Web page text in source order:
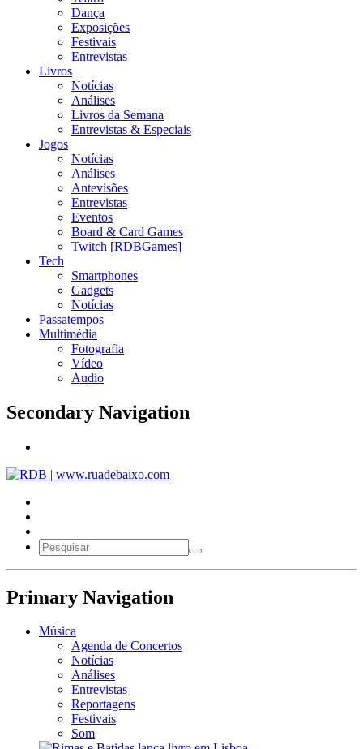
Dança
Exposições
Festivais
Entrevistas
Livros
Notícias
Análises
Livros da Semana
Entrevistas & Especiais
Jogos
Notícias
Análises
Antevisões
Entrevistas
Eventos
Board & Card Games
Twitch [RDBGames]
Tech
Smartphones
Gadgets
Notícias
Passatempos
Multimédia
Fotografia
Vídeo
Audio
Secondary Navigation
Primary Navigation
Música
Agenda de Concertos
Notícias
Análises
Entrevistas
Reportagens
Festivais
Som